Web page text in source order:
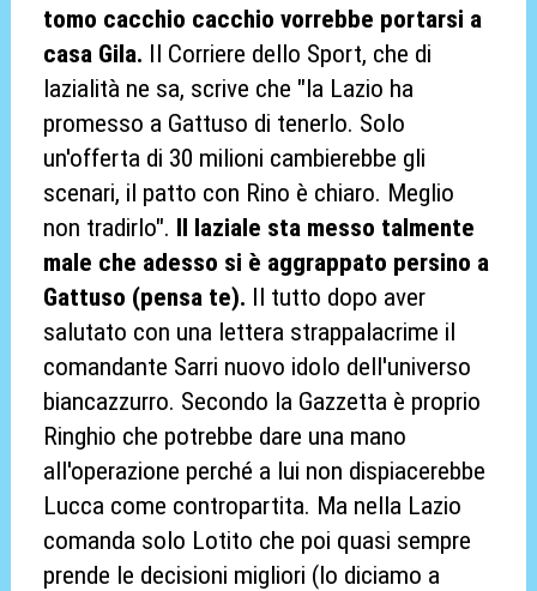
tomo cacchio cacchio vorrebbe portarsi a
casa Gila. Il Corriere dello Sport, che di
lazialità ne sa, scrive che "la Lazio ha
promesso a Gattuso di tenerlo. Solo
un'offerta di 30 milioni cambierebbe gli
scenari, il patto con Rino è chiaro. Meglio
non tradirlo". Il laziale sta messo talmente
male che adesso si è aggrappato persino a
Gattuso (pensa te). Il tutto dopo aver
salutato con una lettera strappalacrime il
comandante Sarri nuovo idolo dell'universo
biancazzurro. Secondo la Gazzetta è proprio
Ringhio che potrebbe dare una mano
all'operazione perché a lui non dispiacerebbe
Lucca come contropartita. Ma nella Lazio
comanda solo Lotito che poi quasi sempre
prende le decisioni migliori (lo diciamo a